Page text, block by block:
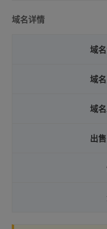
域名详情
域
域
域
出